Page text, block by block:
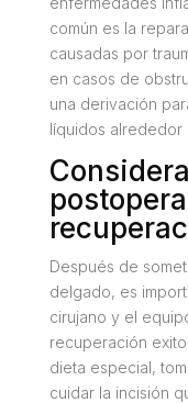
común es la
causadas por
en casos de
una derivación
líquidos alrededor
Después de
delgado, es
cirujano y el
recuperación
dieta especial,
cuidar la incisión